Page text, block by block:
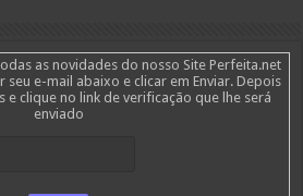
as novidades do nosso Site Perfeita.net
seu e-mail abaixo e clicar em Enviar. Depois
e clique no link de verificação que lhe será
enviado